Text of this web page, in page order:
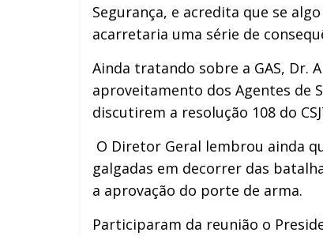
Segurança, e acredita que se
acarretaria uma série de
Ainda tratando sobre a GAS, Dr.
aproveitamento dos Agentes de
discutirem a resolução 108 do
O Diretor Geral lembrou ainda
galgadas em decorrer das
a aprovação do porte de arma.
Participaram da reunião o